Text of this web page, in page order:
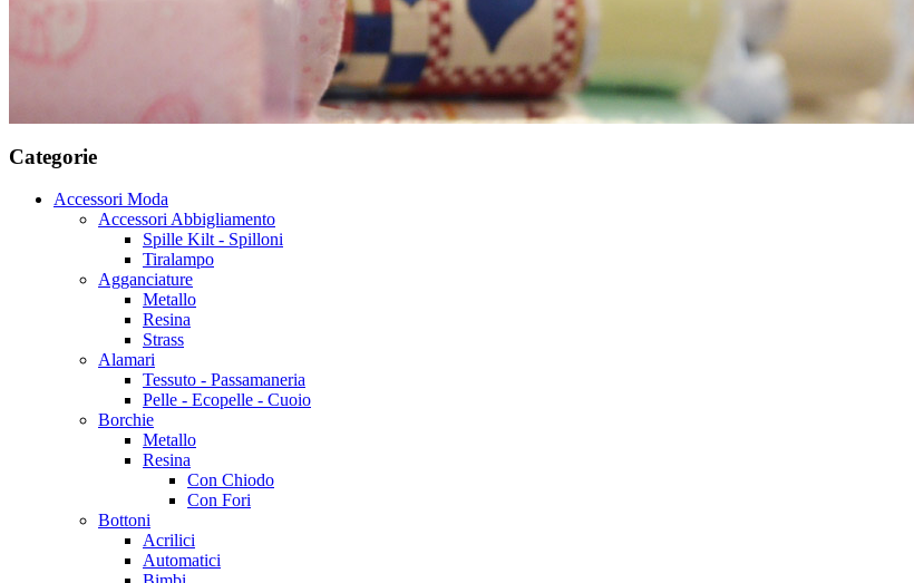
Categorie
Accessori Moda
Accessori Abbigliamento
Spille Kilt - Spilloni
Tiralampo
Agganciature
Metallo
Resina
Strass
Alamari
Tessuto - Passamaneria
Pelle - Ecopelle - Cuoio
Borchie
Metallo
Resina
Con Chiodo
Con Fori
Bottoni
Acrilici
Automatici